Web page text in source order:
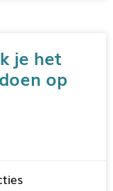
je het
op